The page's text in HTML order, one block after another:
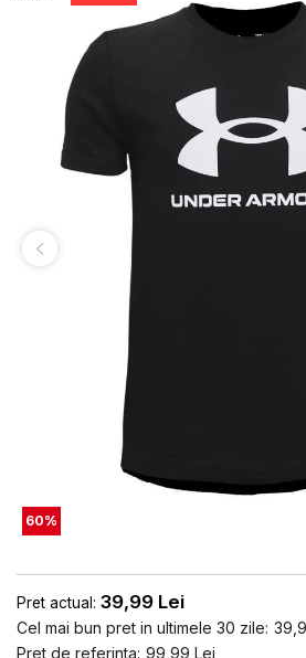
60%
Pret actual: 39,99 Lei
Cel mai bun pret in ultimele 30 zile:
Pret de referinta: 99,99 Lei